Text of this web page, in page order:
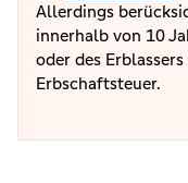
Allerdings
innerhalb von 10
oder des
Erbschaftsteuer.